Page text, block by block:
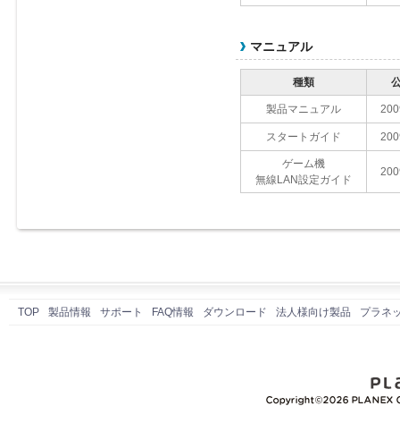
マニュアル
種類
製品マニュアル
スタートガイド
ゲーム機
無線LAN設定ガイド
TOP 製品情報 サポート FAQ情報 ダウンロード 法人様向け製品 プラネ